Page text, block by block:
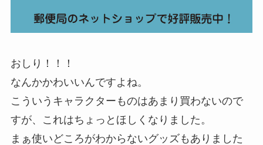
おしり！！！
なんかかわいいんですよね。
こういうキャラクターものはあまり買わないので
すが、これはちょっとほしくなりました。
まぁ使いどころがわからないグッズもありました